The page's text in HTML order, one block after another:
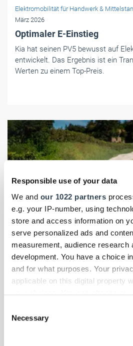
Responsible use of your data
We and our 1022 partners
e.g. your IP-number, using
store and access information on
serve personalized ads and
measurement, audience research
development. You have a choice
and for what purposes. Your
applicable on this digital property
the Privacy trigger icon.
Selection
Necessary
Elektromobilität für Handwerk &
März 2026
Optimaler E-Einstieg
Kia hat seinen PV5 bewusst auf
entwickelt. Das Ergebnis ist ein
Werten zu einem Top-Preis.
Elektromobilität für Handwerk &
Kurs
Der neue Jeep Compass zeigt
erstmals auch als Stromer